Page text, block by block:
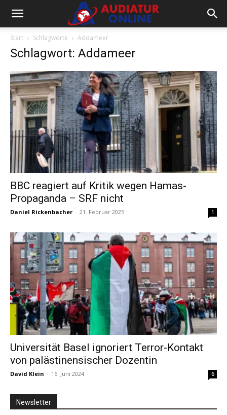
Start Schlagworte Addameer
Schlagwort: Addameer
BBC reagiert auf Kritik wegen Hamas-
Propaganda – SRF nicht
Daniel Rickenbacher - 21. Februar 2025 1
Universität Basel ignoriert Terror-Kontakt
von palästinensischer Dozentin
David Klein - 16. Juni 2024 6
Newsletter